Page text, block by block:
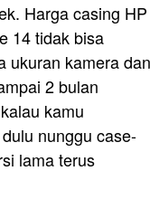
Harga casing HP
14 tidak bisa
ukuran kamera dan
2 bulan
kamu
nunggu case-
lama terus